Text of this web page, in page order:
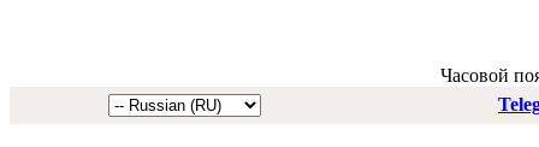
Часовой